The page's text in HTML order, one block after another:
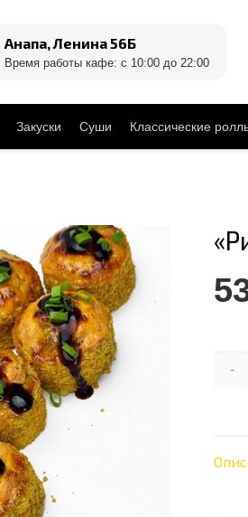
Анапа, Ленина 56Б
Время работы кафе: с 10:00 до 22:00
Закуски Суши Классические